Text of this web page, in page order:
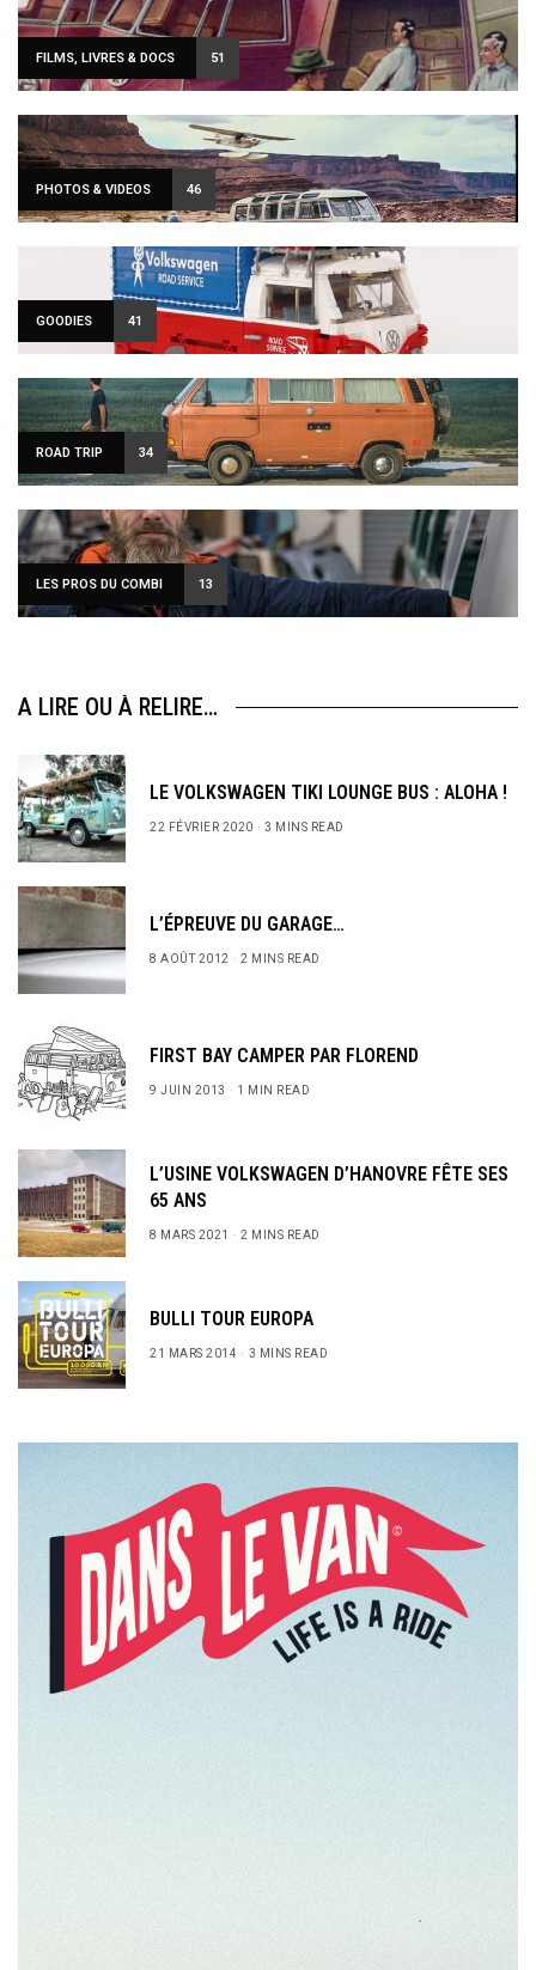
FILMS, LIVRES & DOCS 51
PHOTOS & VIDEOS 46
GOODIES 41
ROAD TRIP 34
LES PROS DU COMBI 13
A LIRE OU À RELIRE…
LE VOLKSWAGEN TIKI LOUNGE BUS : ALOHA !
22 FÉVRIER 2020 3 MINS READ
L’ÉPREUVE DU GARAGE…
8 AOÛT 2012 2 MINS READ
FIRST BAY CAMPER PAR FLOREND
9 JUIN 2013 1 MIN READ
L’USINE VOLKSWAGEN D’HANOVRE FÊTE SES
65 ANS
8 MARS 2021 2 MINS READ
BULLI TOUR EUROPA
21 MARS 2014 3 MINS READ